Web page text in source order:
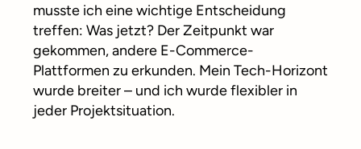
musste ich eine wichtige Entscheidung
treffen: Was jetzt? Der Zeitpunkt war
gekommen, andere E-Commerce-
Plattformen zu erkunden. Mein Tech-Horizont
wurde breiter – und ich wurde flexibler in
jeder Projektsituation.